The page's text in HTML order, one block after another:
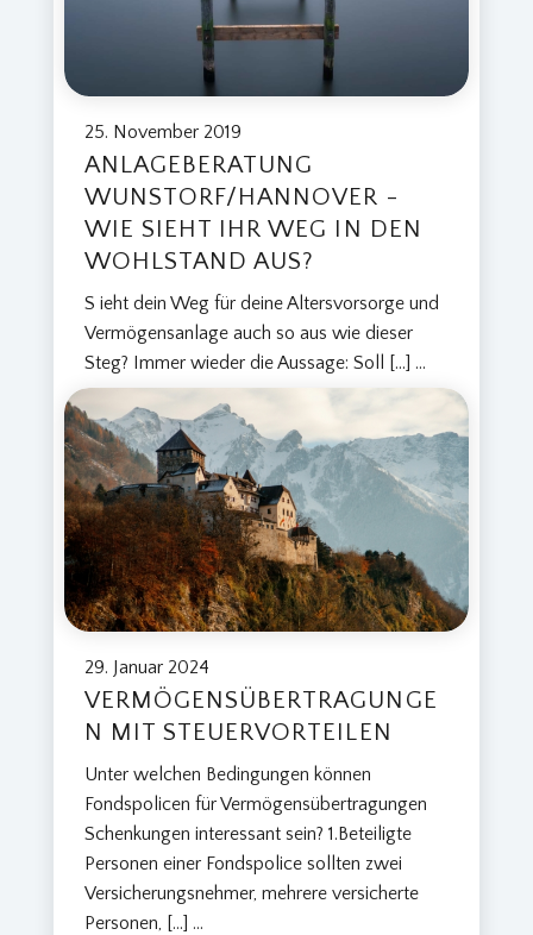
25. November 2019
ANLAGEBERATUNG
WUNSTORF/HANNOVER -
WIE SIEHT IHR WEG IN DEN
WOHLSTAND AUS?
S ieht dein Weg für deine Altersvorsorge und
Vermögensanlage auch so aus wie dieser
Steg? Immer wieder die Aussage: Soll […] ...
29. Januar 2024
VERMÖGENSÜBERTRAGUNGE
N MIT STEUERVORTEILEN
Unter welchen Bedingungen können
Fondspolicen für Vermögensübertragungen
Schenkungen interessant sein? 1.Beteiligte
Personen einer Fondspolice sollten zwei
Versicherungsnehmer, mehrere versicherte
Personen, […] ...
K
G
U
N
D
I
H
R
E
S
U
G
E
N
F
Ü